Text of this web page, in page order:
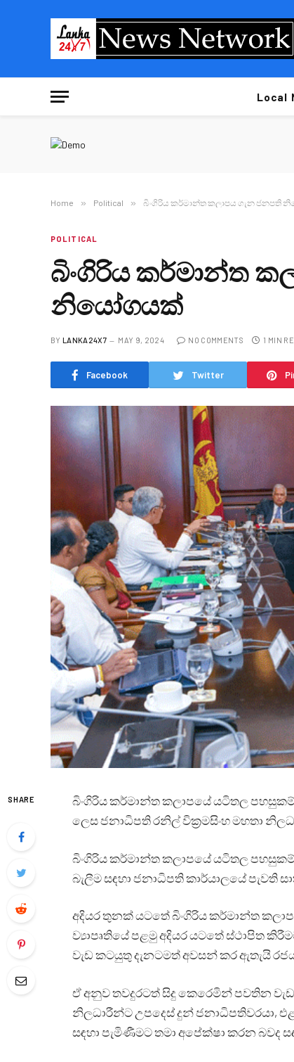
Local
Home » Political » බිංගිරිය කර්මාන්ත කලාපය ගැන ජනපති
POLITICAL
බිංගිරිය කර්මාන්ත
නියෝගයක්
BY LANKA24X7 MAY 9, 2024 NO COMMENTS 1 MIN
Facebook Twitter
SHARE
බිංගිරිය කර්මාන්ත කලාපයේ යටිතල
ලෙස ජනාධිපති රනිල් වික්‍රමසිංහ මහතා
බිංගිරිය කර්මාන්ත කලාපයේ යටිතල
බැලීම සඳහා ජනාධිපති කාර්යාලයේ පැවති
අදියර තුනක් යටතේ බිංගිරිය කර්මාන්ත
ව්‍යාපෘතියේ පළමු අදියර යටතේ ස්ථාපිත
වැඩ කටයුතු දැනටමත් අවසන් කර ඇතැයි
ඒ අනුව තවදුරටත් සිදු කෙරෙමින් පවතින
නිලධාරීන්ට උපදෙස් දුන් ජනාධිපතිවරයා,
සඳහා පැමිණීමට තමා අපේක්ෂා කරන බවද